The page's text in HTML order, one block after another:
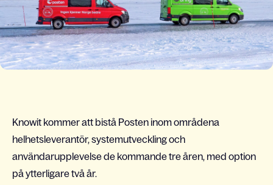
Knowit kommer att bistå Posten inom områdena
helhetsleverantör, systemutveckling och
användarupplevelse de kommande tre åren, med option
på ytterligare två år.